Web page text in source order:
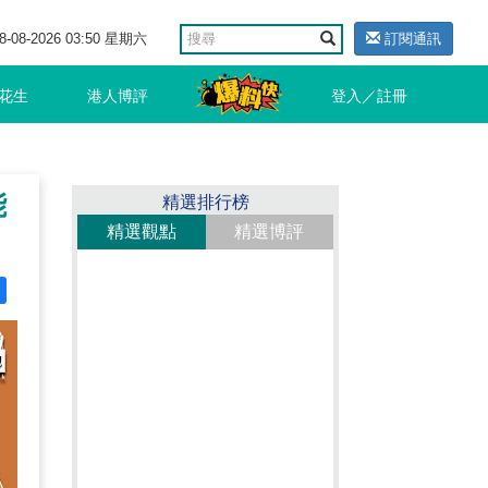
08-2026 03:50 星期六 訂閱通訊
生 港人博評 登入／註冊
精選排行榜
精選觀點
精選博評